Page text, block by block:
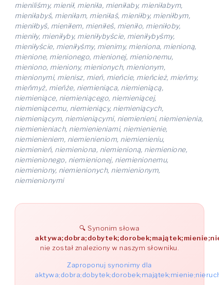
mieniliśmy, mienił, mieniła, mieniłaby, mieniłabym,
mieniłabyś, mieniłam, mieniłaś, mieniłby, mieniłbym,
mieniłbyś, mieniłem, mieniłeś, mieniło, mieniłoby,
mieniły, mieniłyby, mieniłybyście, mieniłybyśmy,
mieniłyście, mieniłyśmy, mienimy, mieniona, mienioną,
mienione, mienionego, mienionej, mienionemu,
mieniono, mieniony, mienionych, mienionym,
mienionymi, mienisz, mień, mieńcie, mieńcież, mieńmy,
mieńmyż, mieńże, niemieniąca, niemieniącą,
niemieniące, niemieniącego, niemieniącej,
niemieniącemu, niemieniący, niemieniących,
niemieniącym, niemieniącymi, niemienieni, niemienienia,
niemienieniach, niemienieniami, niemienienie,
niemienieniem, niemienieniom, niemienieniu,
niemienień, niemieniona, niemienioną, niemienione,
niemienionego, niemienionej, niemienionemu,
niemieniony, niemienionych, niemienionym,
niemienionymi
Synonim słowa
nie został znaleziony w naszym słowniku.
Zaproponuj synonimy dla